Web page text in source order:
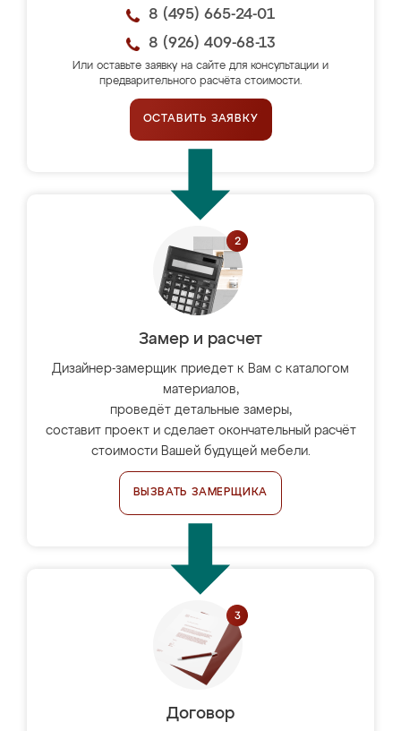
8 (495) 665-24-01
8 (926) 409-68-13
Или оставьте заявку на сайте для консультации и
предварительного расчёта стоимости.
ОСТАВИТЬ ЗАЯВКУ
Замер и расчет
Дизайнер-замерщик приедет к Вам с каталогом
материалов,
проведёт детальные замеры,
составит проект и сделает окончательный расчёт
стоимости Вашей будущей мебели.
ВЫЗВАТЬ ЗАМЕРЩИКА
Договор